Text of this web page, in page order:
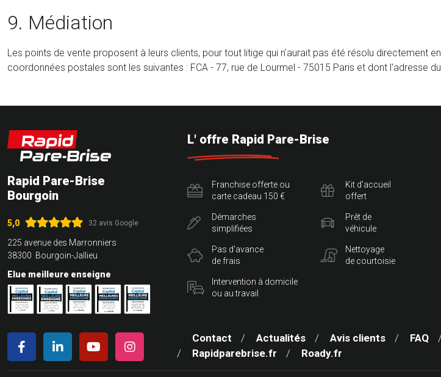
9. Médiation
Les points de vente proposent à leurs clients, pour tout litige qui n'aurait pas été résolu directement
coordonnées postales sont les suivantes : FCA - 77, rue de Lourmel - 75015 Paris et dont l'adresse
Rapid Pare-Brise
Bourgoin
5,0 32 avis Google
225 avenue des Marronniers
38300 Bourgoin-Jallieu
Elue meilleure enseigne
L' offre Rapid Pare-Brise
Franchise offerte ou
carte cadeau 150 €
Démarches
simplifiées
Pas d'avance
de frais
Intervention à domicile
ou au travail
Kit d'accueil
offert
Prêt de
véhicule
Nettoyage
de courtoisie
Contact Actualités Avis clients FAQ
Rapidparebrise.fr
Roady.fr